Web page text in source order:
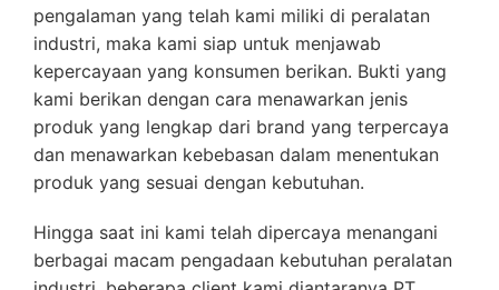
pengalaman yang telah kami miliki di peralatan
industri, maka kami siap untuk menjawab
kepercayaan yang konsumen berikan. Bukti yang
kami berikan dengan cara menawarkan jenis
produk yang lengkap dari brand yang terpercaya
dan menawarkan kebebasan dalam menentukan
produk yang sesuai dengan kebutuhan.
Hingga saat ini kami telah dipercaya menangani
berbagai macam pengadaan kebutuhan peralatan